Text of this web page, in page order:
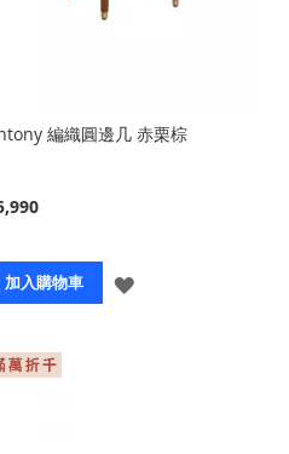
編織圓邊几 赤栗棕
加入購物車
登